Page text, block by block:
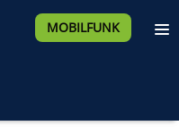
MOBILFUNK